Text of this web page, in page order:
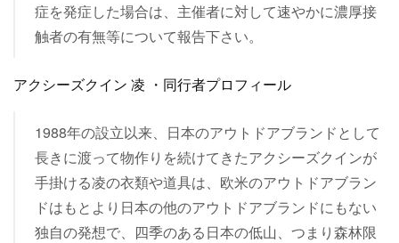
症を発症した場合は、主催者に対して速やかに濃厚接
触者の有無等について報告下さい。
アクシーズクイン 凌 ・同行者プロフィール
1988年の設立以来、日本のアウトドアブランドとして
長きに渡って物作りを続けてきたアクシーズクインが
手掛ける凌の衣類や道具は、欧米のアウトドアブラン
ドはもとより日本の他のアウトドアブランドにもない
独自の発想で、四季のある日本の低山、つまり森林限